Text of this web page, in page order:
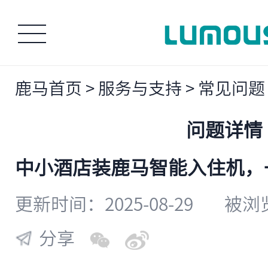
鹿马首页 > 服务与支持 > 常见问题
问题详情
中小酒店装鹿马智能入住机
更新时间：2025-08-29
被浏
分享